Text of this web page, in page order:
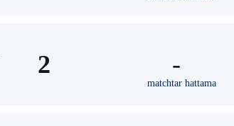
2 -
matchtar hattama